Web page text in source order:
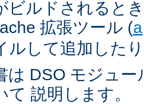
ビルドされると
拡張ツール (
ルして追加した
は DSO モジュ
て 説明します。